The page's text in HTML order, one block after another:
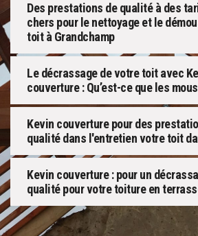
Des prestations de qualité à des
chers pour le nettoyage et le
toit à Grandchamp
Le décrassage de votre toit avec
couverture : Qu’est-ce que les
Kevin couverture pour des
qualité dans l'entretien votre toit
Kevin couverture : pour un
qualité pour votre toiture en